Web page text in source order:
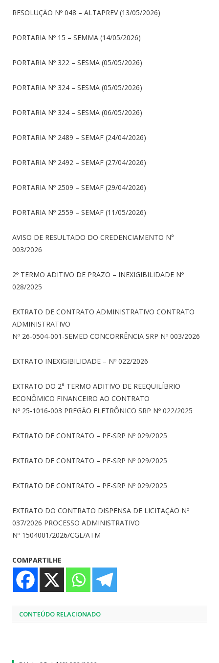
RESOLUÇÃO Nº 048 – ALTAPREV (13/05/2026)
PORTARIA Nº 15 – SEMMA (14/05/2026)
PORTARIA Nº 322 – SESMA (05/05/2026)
PORTARIA Nº 324 – SESMA (05/05/2026)
PORTARIA Nº 324 – SESMA (06/05/2026)
PORTARIA Nº 2489 – SEMAF (24/04/2026)
PORTARIA Nº 2492 – SEMAF (27/04/2026)
PORTARIA Nº 2509 – SEMAF (29/04/2026)
PORTARIA Nº 2559 – SEMAF (11/05/2026)
AVISO DE RESULTADO DO CREDENCIAMENTO N°
003/2026
2º TERMO ADITIVO DE PRAZO – INEXIGIBILIDADE Nº
028/2025
EXTRATO DE CONTRATO ADMINISTRATIVO CONTRATO
ADMINISTRATIVO
Nº 26-0504-001-SEMED CONCORRÊNCIA SRP Nº 003/2026
EXTRATO INEXIGIBILIDADE – Nº 022/2026
EXTRATO DO 2° TERMO ADITIVO DE REEQUILÍBRIO
ECONÔMICO FINANCEIRO AO CONTRATO
Nº 25-1016-003 PREGÃO ELETRÔNICO SRP Nº 022/2025
EXTRATO DE CONTRATO – PE-SRP Nº 029/2025
EXTRATO DE CONTRATO – PE-SRP Nº 029/2025
EXTRATO DE CONTRATO – PE-SRP Nº 029/2025
EXTRATO DO CONTRATO DISPENSA DE LICITAÇÃO Nº
037/2026 PROCESSO ADMINISTRATIVO
Nº 1504001/2026/CGL/ATM
COMPARTILHE
CONTEÚDO RELACIONADO